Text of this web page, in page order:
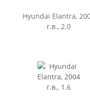
Hyundai Elantra,
г.в., 2.0